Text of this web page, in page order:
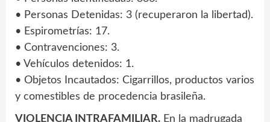
• Personas Detenidas: 3 (recuperaron la libertad).
• Espirometrías: 17.
• Contravenciones: 3.
• Vehículos detenidos: 1.
• Objetos Incautados: Cigarrillos, productos varios
y comestibles de procedencia brasileña.
VIOLENCIA INTRAFAMILIAR. En la madrugada